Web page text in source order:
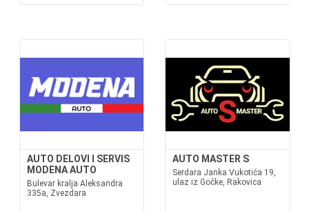
AUTO DELOVI I SERVIS
MODENA AUTO
Bulevar kralja Aleksandra
335a, Zvezdara
AUTO MASTER S
Serdara Janka Vukotića 19,
ulaz iz Gočke, Rakovica